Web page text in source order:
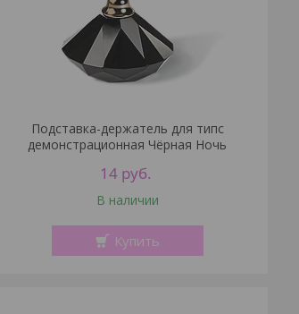
Подставка-держатель для типс
демонстрационная Чёрная Ночь
14 руб.
В наличии
Купить